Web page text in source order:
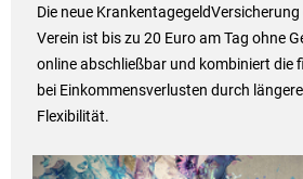
Die neue
Verein ist bis zu 20 Euro am Tag ohne
online abschließbar und kombiniert die
bei Einkommensverlusten durch
Flexibilität.